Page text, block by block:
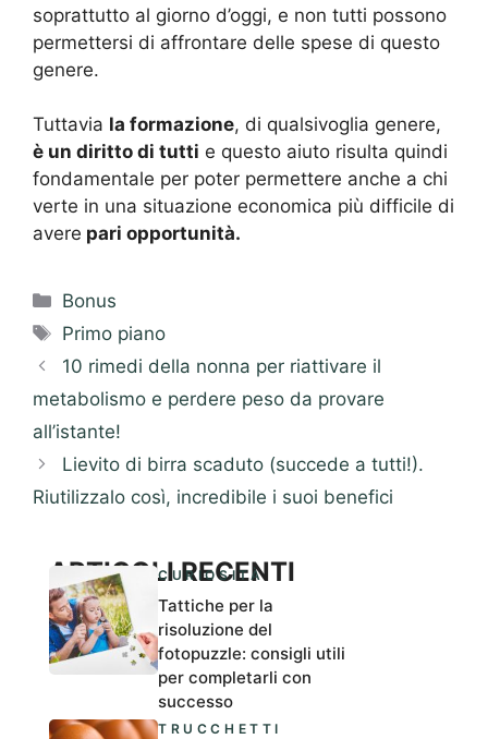
soprattutto al giorno d’oggi, e non tutti possono
permettersi di affrontare delle spese di questo
genere.
Tuttavia la formazione, di qualsivoglia genere,
è un diritto di tutti e questo aiuto risulta quindi
fondamentale per poter permettere anche a chi
verte in una situazione economica più difficile di
avere pari opportunità.
Categorie
Bonus
Tag
Primo piano
10 rimedi della nonna per riattivare il
metabolismo e perdere peso da provare
all’istante!
Lievito di birra scaduto (succede a tutti!).
Riutilizzalo così, incredibile i suoi benefici
ARTICOLI RECENTI
CURIOSITÀ
Tattiche per la
risoluzione del
fotopuzzle: consigli utili
per completarli con
successo
TRUCCHETTI